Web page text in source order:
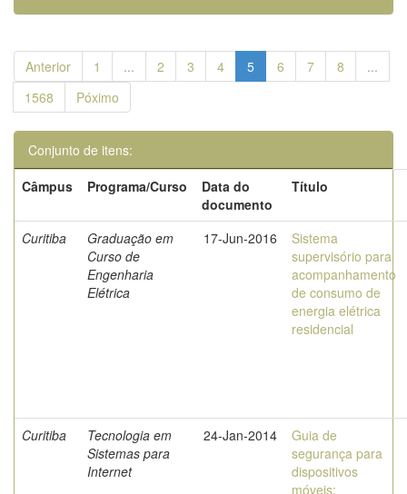
Anterior 1 ... 2 3 4 5 6 7 8
...
1568
Póximo
Conjunto de itens:
Câmpus
Programa/Curso
Data do
documento
Título
Curitiba
Graduação em
Curso de
Engenharia
Elétrica
17-Jun-2016
Sistema
supervisório para
acompanhamento
de consumo de
energia elétrica
residencial
Curitiba
Tecnologia em
Sistemas para
Internet
24-Jan-2014
Guia de
segurança para
dispositivos
móveis: